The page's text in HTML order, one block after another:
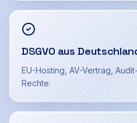
DSGVO aus
EU-Hosting, AV-Vertrag,
Rechte.